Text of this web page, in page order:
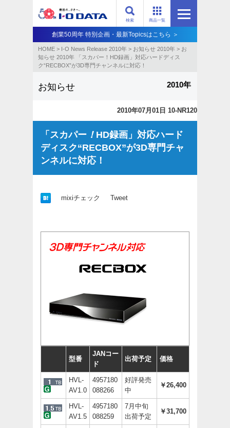
商品一覧
検索
創業50周年 特別企画・最新Topicsはこちら ＞
HOME > I-O News Release 2010年 > お知らせ 2010年 > お
知らせ 2010年 「スカパー！HD録画」対応ハードディス
ク“RECBOX”が3D専門チャンネルに対応！
お知らせ 2010年
2010年07月01日 10-NR120
「スカパー ！ HD録画」対応ハード
ディスク“RECBOX”が3D専門チャ
ンネルに対応！
mixiチェック Tweet
型番
JANコー
ド
出荷予定 価格
HVL-
AV1.0
4957180
088266
好評発売
中
￥26,400
HVL-
AV1.5
4957180
088259
7月中旬
出荷予定
￥31,700